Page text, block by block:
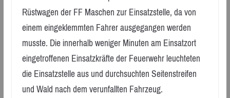
Rüstwagen der FF Maschen zur Einsatzstelle, da von
einem eingeklemmten Fahrer ausgegangen werden
musste. Die innerhalb weniger Minuten am Einsatzort
eingetroffenen Einsatzkräfte der Feuerwehr leuchteten
die Einsatzstelle aus und durchsuchten Seitenstreifen
und Wald nach dem verunfallten Fahrzeug.